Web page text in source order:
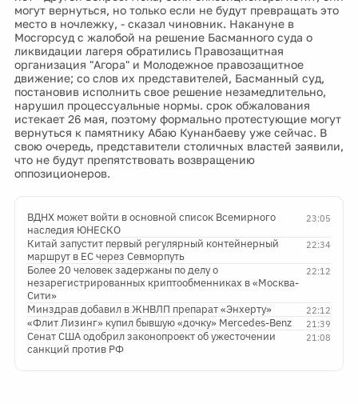
могут вернуться, но только если не будут превращать это
место в ночлежку, - сказал чиновник. Накануне в
Мосгорсуд с жалобой на решение Басманного суда о
ликвидации лагеря обратились Правозащитная
организация "Агора" и Молодежное правозащитное
движение; со слов их представителей, Басманный суд,
постановив исполнить свое решение незамедлительно,
нарушил процессуальные нормы. срок обжалования
истекает 26 мая, поэтому формально протестующие могут
вернуться к памятнику Абаю Кунанбаеву уже сейчас. В
свою очередь, представители столичных властей заявили,
что не будут препятствовать возвращению
оппозиционеров.
23:05
ВДНХ может войти в основной список Всемирного
наследия ЮНЕСКО
22:34
Китай запустит первый регулярный контейнерный
маршрут в ЕС через Севморпуть
22:12
Более 20 человек задержаны по делу о
незарегистрированных криптообменниках в «Москва-
Сити»
22:12
Минздрав добавил в ЖНВЛП препарат «Энхерту»
21:39
«Флит Лизинг» купил бывшую «дочку» Mercedes-Benz
21:08
Сенат США одобрил законопроект об ужесточении
санкций против РФ